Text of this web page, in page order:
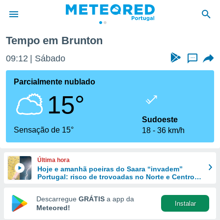
da
foi
fornecidas
a este
das
e
forma
digital
Tempo em Brunton
09:12 Sábado ...
Parcialmente nublado
15°
Sensação de 15°
Sudoeste
18
36 km/h
Última hora
Hoje e amanhã poeiras do Saara “invadem”
Portugal: risco de trovoadas no Norte e Centro
Descarregue GRÁTIS a app da
Meteored!
Instalar